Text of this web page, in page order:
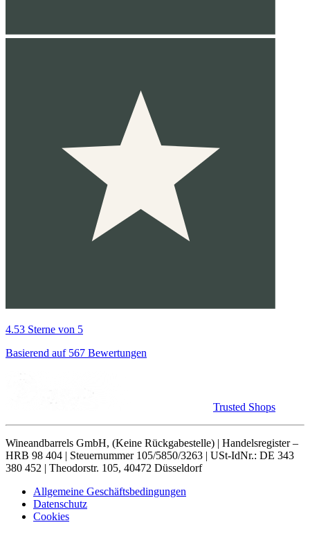
4.53 Sterne von 5
Basierend auf 567 Bewertungen
Trusted Shops
Wineandbarrels GmbH, (Keine Rückgabestelle) | Handelsregister –
HRB 98 404 | Steuernummer 105/5850/3263 | USt-IdNr.: DE 343
380 452 | Theodorstr. 105, 40472 Düsseldorf
Allgemeine Geschäftsbedingungen
Datenschutz
Cookies